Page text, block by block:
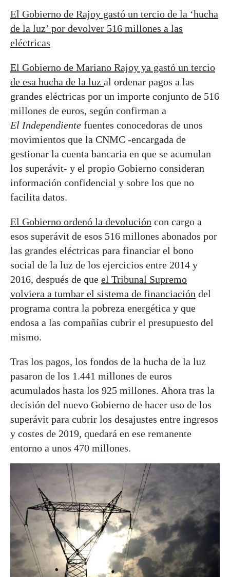
El Gobierno de Rajoy gastó un tercio de la ‘hucha
de la luz’ por devolver 516 millones a las
eléctricas
El Gobierno de Mariano Rajoy ya gastó un tercio
de esa hucha de la luz al ordenar pagos a las
grandes eléctricas por un importe conjunto de 516
millones de euros, según confirman a
El Independiente fuentes conocedoras de unos
movimientos que la CNMC -encargada de
gestionar la cuenta bancaria en que se acumulan
los superávit- y el propio Gobierno consideran
información confidencial y sobre los que no
facilita datos.
El Gobierno ordenó la devolución con cargo a
esos superávit de esos 516 millones abonados por
las grandes eléctricas para financiar el bono
social de la luz de los ejercicios entre 2014 y
2016, después de que el Tribunal Supremo
volviera a tumbar el sistema de financiación del
programa contra la pobreza energética y que
endosa a las compañías cubrir el presupuesto del
mismo.
Tras los pagos, los fondos de la hucha de la luz
pasaron de los 1.441 millones de euros
acumulados hasta los 925 millones. Ahora tras la
decisión del nuevo Gobierno de hacer uso de los
superávit para cubrir los desajustes entre ingresos
y costes de 2019, quedará en ese remanente
entorno a unos 470 millones.